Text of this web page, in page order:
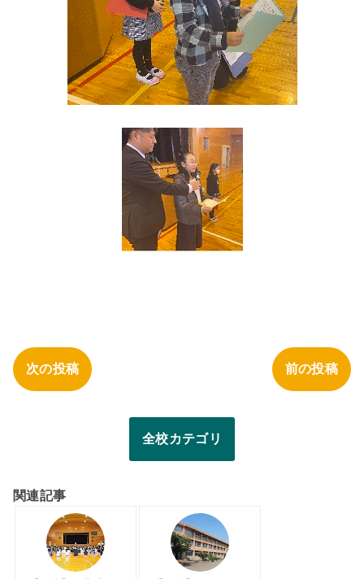
次の投稿 前の投稿
全校カテゴリ
関連記事